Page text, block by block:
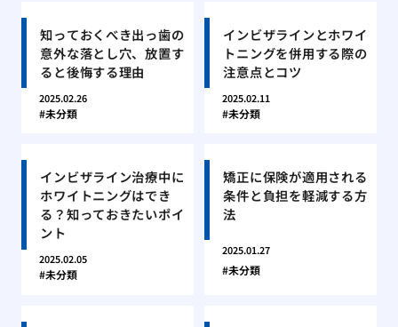
知っておくべき出っ歯の
意外な落とし穴、放置す
ると後悔する理由
2025.02.26
未分類
インビザラインとホワイ
トニングを併用する際の
注意点とコツ
2025.02.11
未分類
インビザライン治療中に
ホワイトニングはでき
る？知っておきたいポイ
ント
2025.02.05
未分類
矯正に保険が適用される
条件と負担を軽減する方
法
2025.01.27
未分類